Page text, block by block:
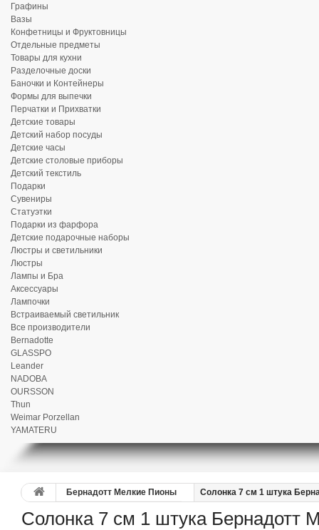
Графины
Вазы
Конфетницы и Фруктовницы
Отдельные предметы
Товары для кухни
Разделочные доски
Баночки и Контейнеры
Формы для выпечки
Перчатки и Прихватки
Детские товары
Детский набор посуды
Детские часы
Детские столовые приборы
Детский текстиль
Подарки
Сувениры
Статуэтки
Подарки из фарфора
Детские подарочные наборы
Люстры и светильники
Люстры
Лампы и Бра
Аксессуары
Лампочки
Встраиваемый светильник
Все производители
Bernadotte
GLASSPO
Leander
NADOBA
OURSSON
Thun
Weimar Porzellan
YAMATERU
Бернадотт Мелкие Пионы Солонка 7 см 1 штука
Солонка 7 см 1 штука Бернадотт